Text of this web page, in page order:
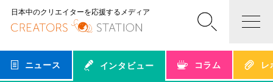
日本中のクリエイターを応援するメディア
ニュース インタビュー コラム レ